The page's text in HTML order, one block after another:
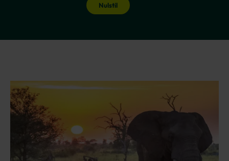
Nulstil